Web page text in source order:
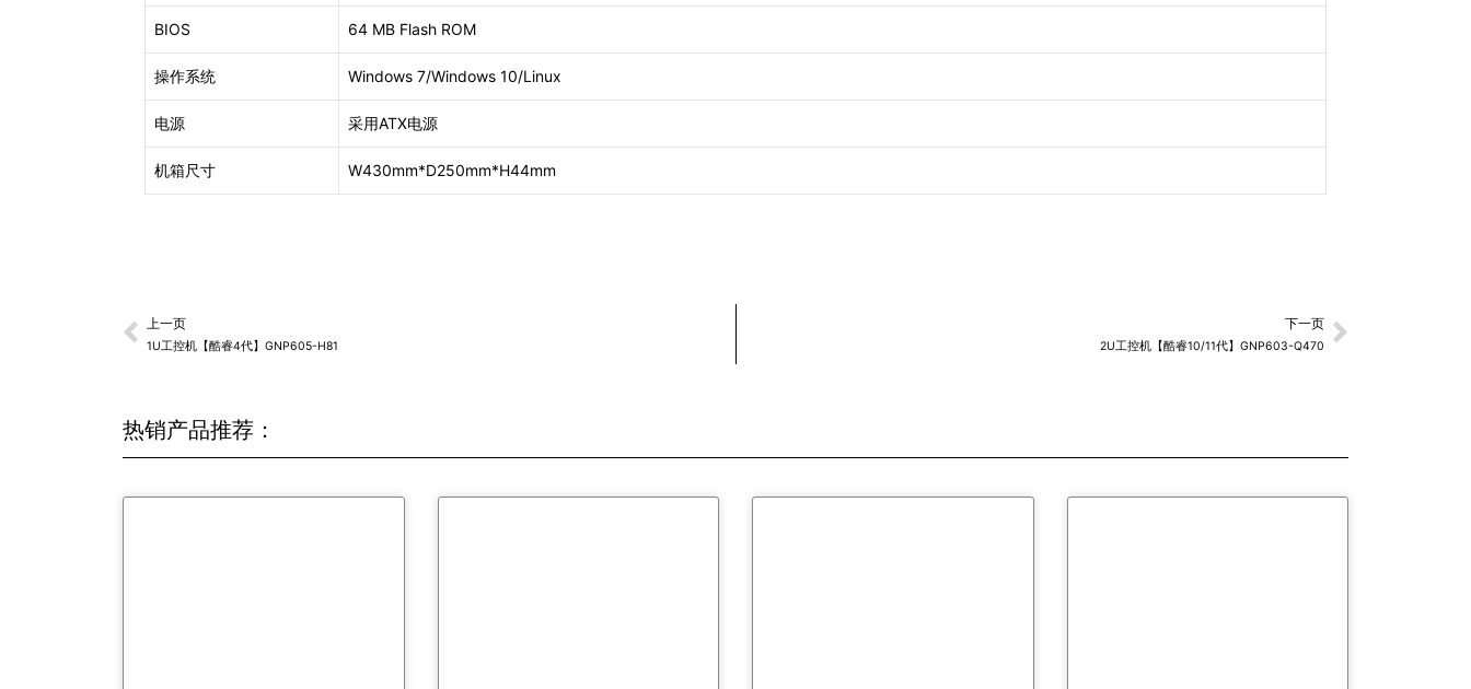
BIOS 64 MB Flash ROM
操作系统 Windows 7/Windows 10/Linux
电源 采用ATX电源
机箱尺寸 W430mm*D250mm*H44mm
上一页
1U工控机【酷睿4代】GNP605-H81
下一页
2U工控机【酷睿10/11代】GNP603-Q470
热销产品推荐：